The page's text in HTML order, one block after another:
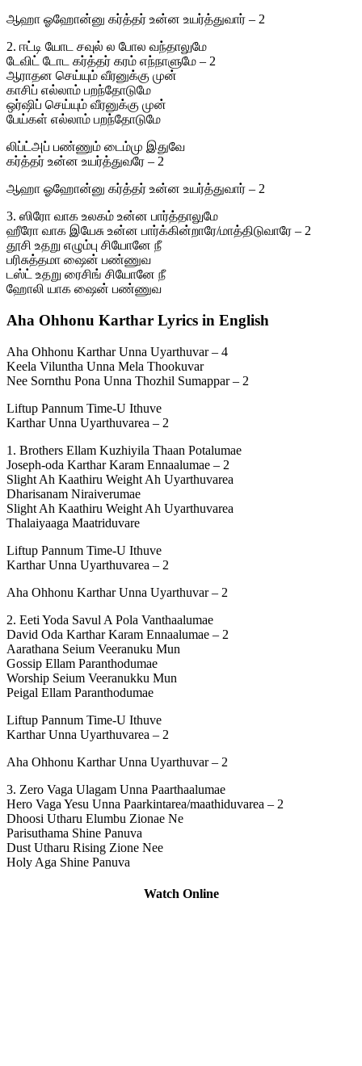
ஆஹா ஓஹோன்னு கர்த்தர் உன்ன உயர்த்துவார் – 2
2. ஈட்டி யோட சவுல் ல போல வந்தாலுமே
டேவிட் டோட கர்த்தர் கரம் எந்நாளுமே – 2
ஆராதன செய்யும் வீரனுக்கு முன்
காசிப் எல்லாம் பறந்தோடுமே
ஒர்ஷிப் செய்யும் வீரனுக்கு முன்
பேய்கள் எல்லாம் பறந்தோடுமே
லிப்ட்அப் பண்ணும் டைம்மு இதுவே
கர்த்தர் உன்ன உயர்த்துவரே – 2
ஆஹா ஓஹோன்னு கர்த்தர் உன்ன உயர்த்துவார் – 2
3. ஸிரோ வாக உலகம் உன்ன பார்த்தாலுமே
ஹீரோ வாக இயேசு உன்ன பார்க்கின்றாரே/மாத்திடுவாரே – 2
தூசி உதறு எழும்பு சியோனே நீ
பரிசுத்தமா ஷைன் பண்ணுவ
டஸ்ட் உதறு ரைசிங் சியோனே நீ
ஹோலி யாக ஷைன் பண்ணுவ
Aha Ohhonu Karthar Lyrics in English
Aha Ohhonu Karthar Unna Uyarthuvar – 4
Keela Viluntha Unna Mela Thookuvar
Nee Sornthu Pona Unna Thozhil Sumappar – 2
Liftup Pannum Time-U Ithuve
Karthar Unna Uyarthuvarea – 2
1. Brothers Ellam Kuzhiyila Thaan Potalumae
Joseph-oda Karthar Karam Ennaalumae – 2
Slight Ah Kaathiru Weight Ah Uyarthuvarea
Dharisanam Niraiverumae
Slight Ah Kaathiru Weight Ah Uyarthuvarea
Thalaiyaaga Maatriduvare
Liftup Pannum Time-U Ithuve
Karthar Unna Uyarthuvarea – 2
Aha Ohhonu Karthar Unna Uyarthuvar – 2
2. Eeti Yoda Savul A Pola Vanthaalumae
David Oda Karthar Karam Ennaalumae – 2
Aarathana Seium Veeranuku Mun
Gossip Ellam Paranthodumae
Worship Seium Veeranukku Mun
Peigal Ellam Paranthodumae
Liftup Pannum Time-U Ithuve
Karthar Unna Uyarthuvarea – 2
Aha Ohhonu Karthar Unna Uyarthuvar – 2
3. Zero Vaga Ulagam Unna Paarthaalumae
Hero Vaga Yesu Unna Paarkintarea/maathiduvarea – 2
Dhoosi Utharu Elumbu Zionae Ne
Parisuthama Shine Panuva
Dust Utharu Rising Zione Nee
Holy Aga Shine Panuva
Watch Online